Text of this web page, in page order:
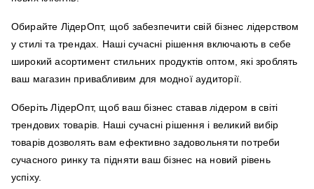
Обирайте ЛідерОпт, щоб забезпечити свій бізнес лідерством
у стилі та трендах. Наші сучасні рішення включають в себе
широкий асортимент стильних продуктів оптом, які зроблять
ваш магазин привабливим для модної аудиторії.
Оберіть ЛідерОпт, щоб ваш бізнес ставав лідером в світі
трендових товарів. Наші сучасні рішення і великий вибір
товарів дозволять вам ефективно задовольняти потреби
сучасного ринку та підняти ваш бізнес на новий рівень
успіху.